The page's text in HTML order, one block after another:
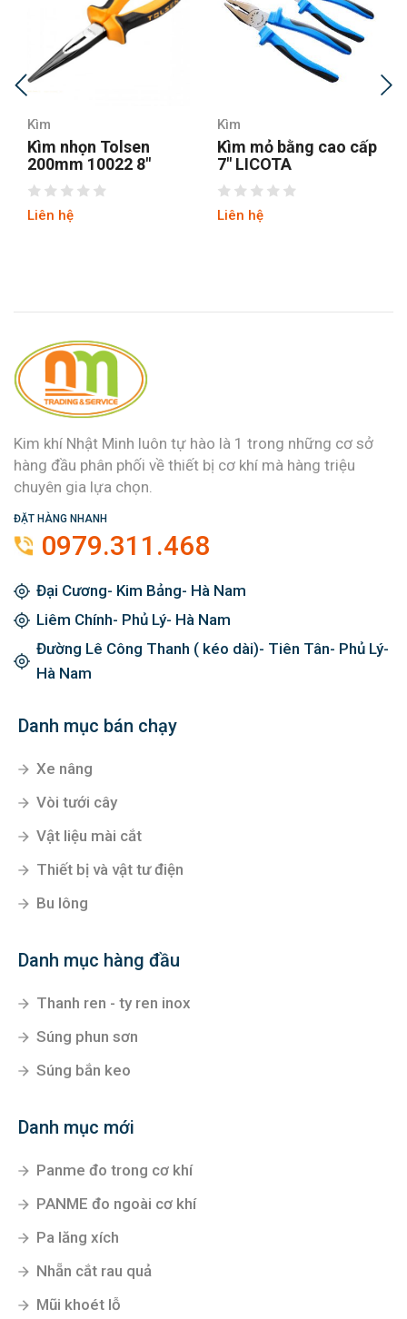
Kìm
Kìm nhọn Tolsen
200mm 10022 8″
Liên hệ
Kìm
Kìm mỏ bằng cao cấp
7″ LICOTA
Liên hệ
Kim khí Nhật Minh luôn tự hào là 1 trong những cơ sở
hàng đầu phân phối về thiết bị cơ khí mà hàng triệu
chuyên gia lựa chọn.
ĐẶT HÀNG NHANH
0979.311.468
Đại Cương- Kim Bảng- Hà Nam
Liêm Chính- Phủ Lý- Hà Nam
Đường Lê Công Thanh ( kéo dài)- Tiên Tân- Phủ Lý-
Hà Nam
Danh mục bán chạy
Xe nâng
Vòi tưới cây
Vật liệu mài cắt
Thiết bị và vật tư điện
Bu lông
Danh mục hàng đầu
Thanh ren - ty ren inox
Súng phun sơn
Súng bắn keo
Danh mục mới
Panme đo trong cơ khí
PANME đo ngoài cơ khí
Pa lăng xích
Nhẵn cắt rau quả
Mũi khoét lỗ